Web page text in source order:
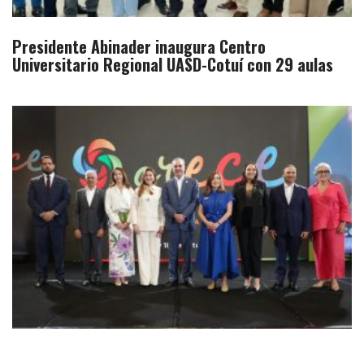
Presidente Abinader inaugura Centro
Universitario Regional UASD-Cotuí con 29 aulas